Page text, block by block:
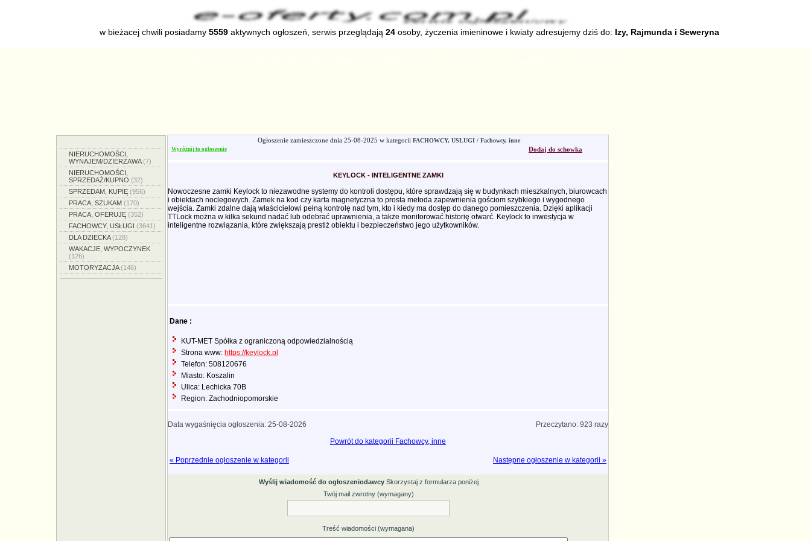
w bieżacej chwili posiadamy 5559aktywnych ogłoszeń, serwis przeglądają 24osoby, życzenia imieninowe i kwiaty adresujemy dziś do: Izy, Rajmunda i Seweryna
NIERUCHOMOŚCI,
WYNAJEM/DZIERŻAWA(7)
NIERUCHOMOŚCI,
SPRZEDAŻ/KUPNO (32)
SPRZEDAM, KUPIĘ (956)
PRACA, SZUKAM (170)
PRACA, OFERUJĘ (352)
FACHOWCY, USŁUGI (3641)
DLA DZIECKA(128)
WAKACJE, WYPOCZYNEK
(126)
MOTORYZACJA(146)
Ogłoszenie zamieszczone dnia 25-08-2025 w kategorii FACHOWCY, USŁUGI / Fachowcy, inne
Wyróżnij to ogłoszenie Dodaj do schowka
KEYLOCK - INTELIGENTNE ZAMKI
Nowoczesne zamki Keylock to niezawodne systemy do kontroli dostępu, które sprawdzają się w budynkach mieszkalnych, biurowcach
i obiektach noclegowych. Zamek na kod czy karta magnetyczna to prosta metoda zapewnienia gościom szybkiego i wygodnego
wejścia. Zamki zdalne dają właścicielowi pełną kontrolę nad tym, kto i kiedy ma dostęp do danego pomieszczenia. Dzięki aplikacji
TTLock można w kilka sekund nadać lub odebrać uprawnienia, a także monitorować historię otwarć. Keylock to inwestycja w
inteligentne rozwiązania, które zwiększają prestiż obiektu i bezpieczeństwo jego użytkowników.
Dane :
KUT-MET Spółka z ograniczoną odpowiedzialnością
Strona www: https://keylock.pl
Telefon: 508120676
Miasto: Koszalin
Ulica: Lechicka 70B
Region: Zachodniopomorskie
Data wygaśnięcia ogłoszenia: 25-08-2026
Przeczytano: 923 razy
Powrót do kategorii Fachowcy, inne
« Poprzednie ogłoszenie w kategorii Następne ogłoszenie w kategorii »
Wyślij wiadomość do ogłoszeniodawcy Skorzystaj z formularza poniżej
Twój mail zwrotny (wymagany)
Treść wiadomości (wymagana)